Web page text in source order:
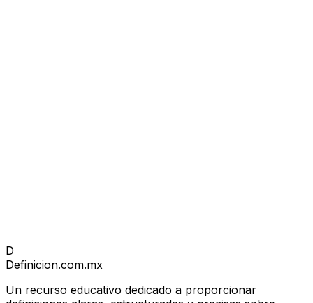
D
Definicion.com.mx
Un recurso educativo dedicado a proporcionar